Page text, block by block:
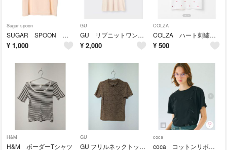
Sugar spoon
SUGAR SPOON パールスクエアプルオーバー
¥ 1,000
GU
GU リブニットワンピース
¥ 2,000
COLZA
COLZA ハート刺繍Ｔシャツ
¥ 500
H&M
H&M ボーダーTシャツ
GU
GU フリルネックトップス
coca
coca コットンリボンTシャツ